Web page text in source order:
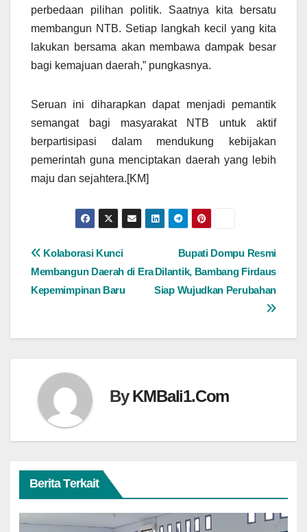
perbedaan pilihan politik. Saatnya kita bersatu
membangun NTB. Setiap langkah kecil yang kita
lakukan bersama akan membawa dampak besar
bagi kemajuan daerah,” pungkasnya.
Seruan ini diharapkan dapat menjadi pemantik
semangat bagi masyarakat NTB untuk aktif
berpartisipasi dalam mendukung kebijakan
pemerintah guna menciptakan daerah yang lebih
maju dan sejahtera.[KM]
Navigasi
pos
Bupati Dompu Resmi
Dilantik, Bambang Firdaus
Siap Wujudkan Perubahan
Kolaborasi Kunci
Membangun Daerah di Era
Kepemimpinan Baru
ByKMBali1.Com
Berita Terkait